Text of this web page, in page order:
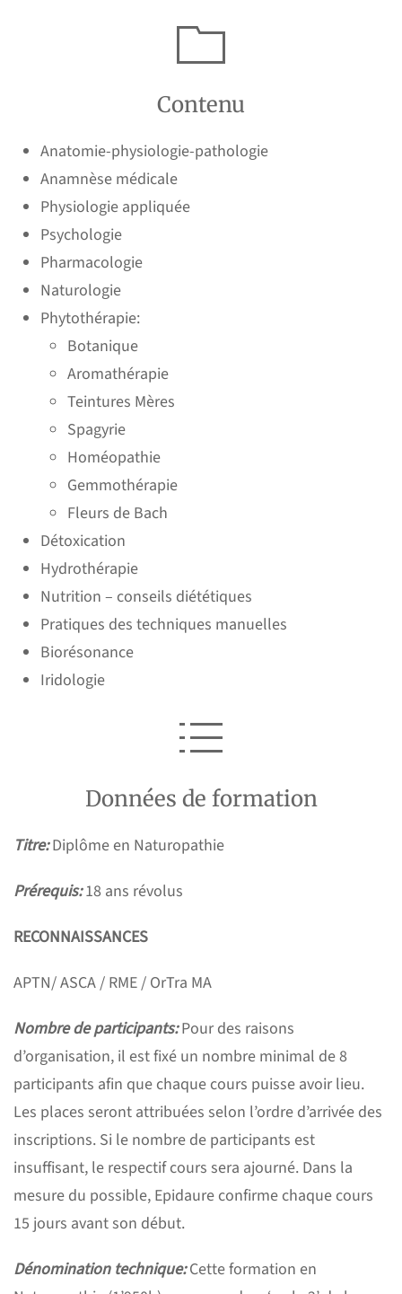
Contenu
Anatomie-physiologie-pathologie
Anamnèse médicale
Physiologie appliquée
Psychologie
Pharmacologie
Naturologie
Phytothérapie:
Botanique
Aromathérapie
Teintures Mères
Spagyrie
Homéopathie
Gemmothérapie
Fleurs de Bach
Détoxication
Hydrothérapie
Nutrition – conseils diététiques
Pratiques des techniques manuelles
Biorésonance
Iridologie
Données de formation
Titre:Diplôme en Naturopathie
Prérequis:18 ans révolus
RECONNAISSANCES
APTN/ ASCA / RME / OrTra MA
Nombre de participants:Pour des raisons
d’organisation, il est fixé un nombre minimal de 8
participants afin que chaque cours puisse avoir lieu.
Les places seront attribuées selon l’ordre d’arrivée des
inscriptions. Si le nombre de participants est
insuffisant, le respectif cours sera ajourné. Dans la
mesure du possible, Epidaure confirme chaque cours
15 jours avant son début.
Dénomination technique:Cette formation en